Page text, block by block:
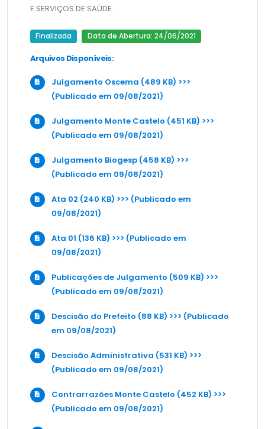
E SERVIÇOS DE SAÚDE.
Finalizada Data de Abertura: 24/06/2021
Arquivos Disponíveis:
Julgamento Oscema (489 KB) >>>
(Publicado em 09/08/2021)
Julgamento Monte Castelo (451 KB) >>>
(Publicado em 09/08/2021)
Julgamento Biogesp (458 KB) >>>
(Publicado em 09/08/2021)
Ata 02 (240 KB) >>> (Publicado em
09/08/2021)
Ata 01 (136 KB) >>> (Publicado em
09/08/2021)
Publicações de Julgamento (509 KB) >>>
(Publicado em 09/08/2021)
Descisão do Prefeito (88 KB) >>> (Publicado
em 09/08/2021)
Descisão Administrativa (531 KB) >>>
(Publicado em 09/08/2021)
Contrarrazões Monte Castelo (452 KB) >>>
(Publicado em 09/08/2021)